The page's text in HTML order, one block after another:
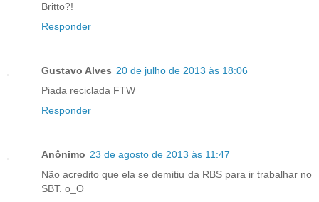
Britto?!
Responder
Gustavo Alves 20 de julho de 2013 às 18:06
Piada reciclada FTW
Responder
Anônimo 23 de agosto de 2013 às 11:47
Não acredito que ela se demitiu da RBS para ir trabalhar no
SBT. o_O